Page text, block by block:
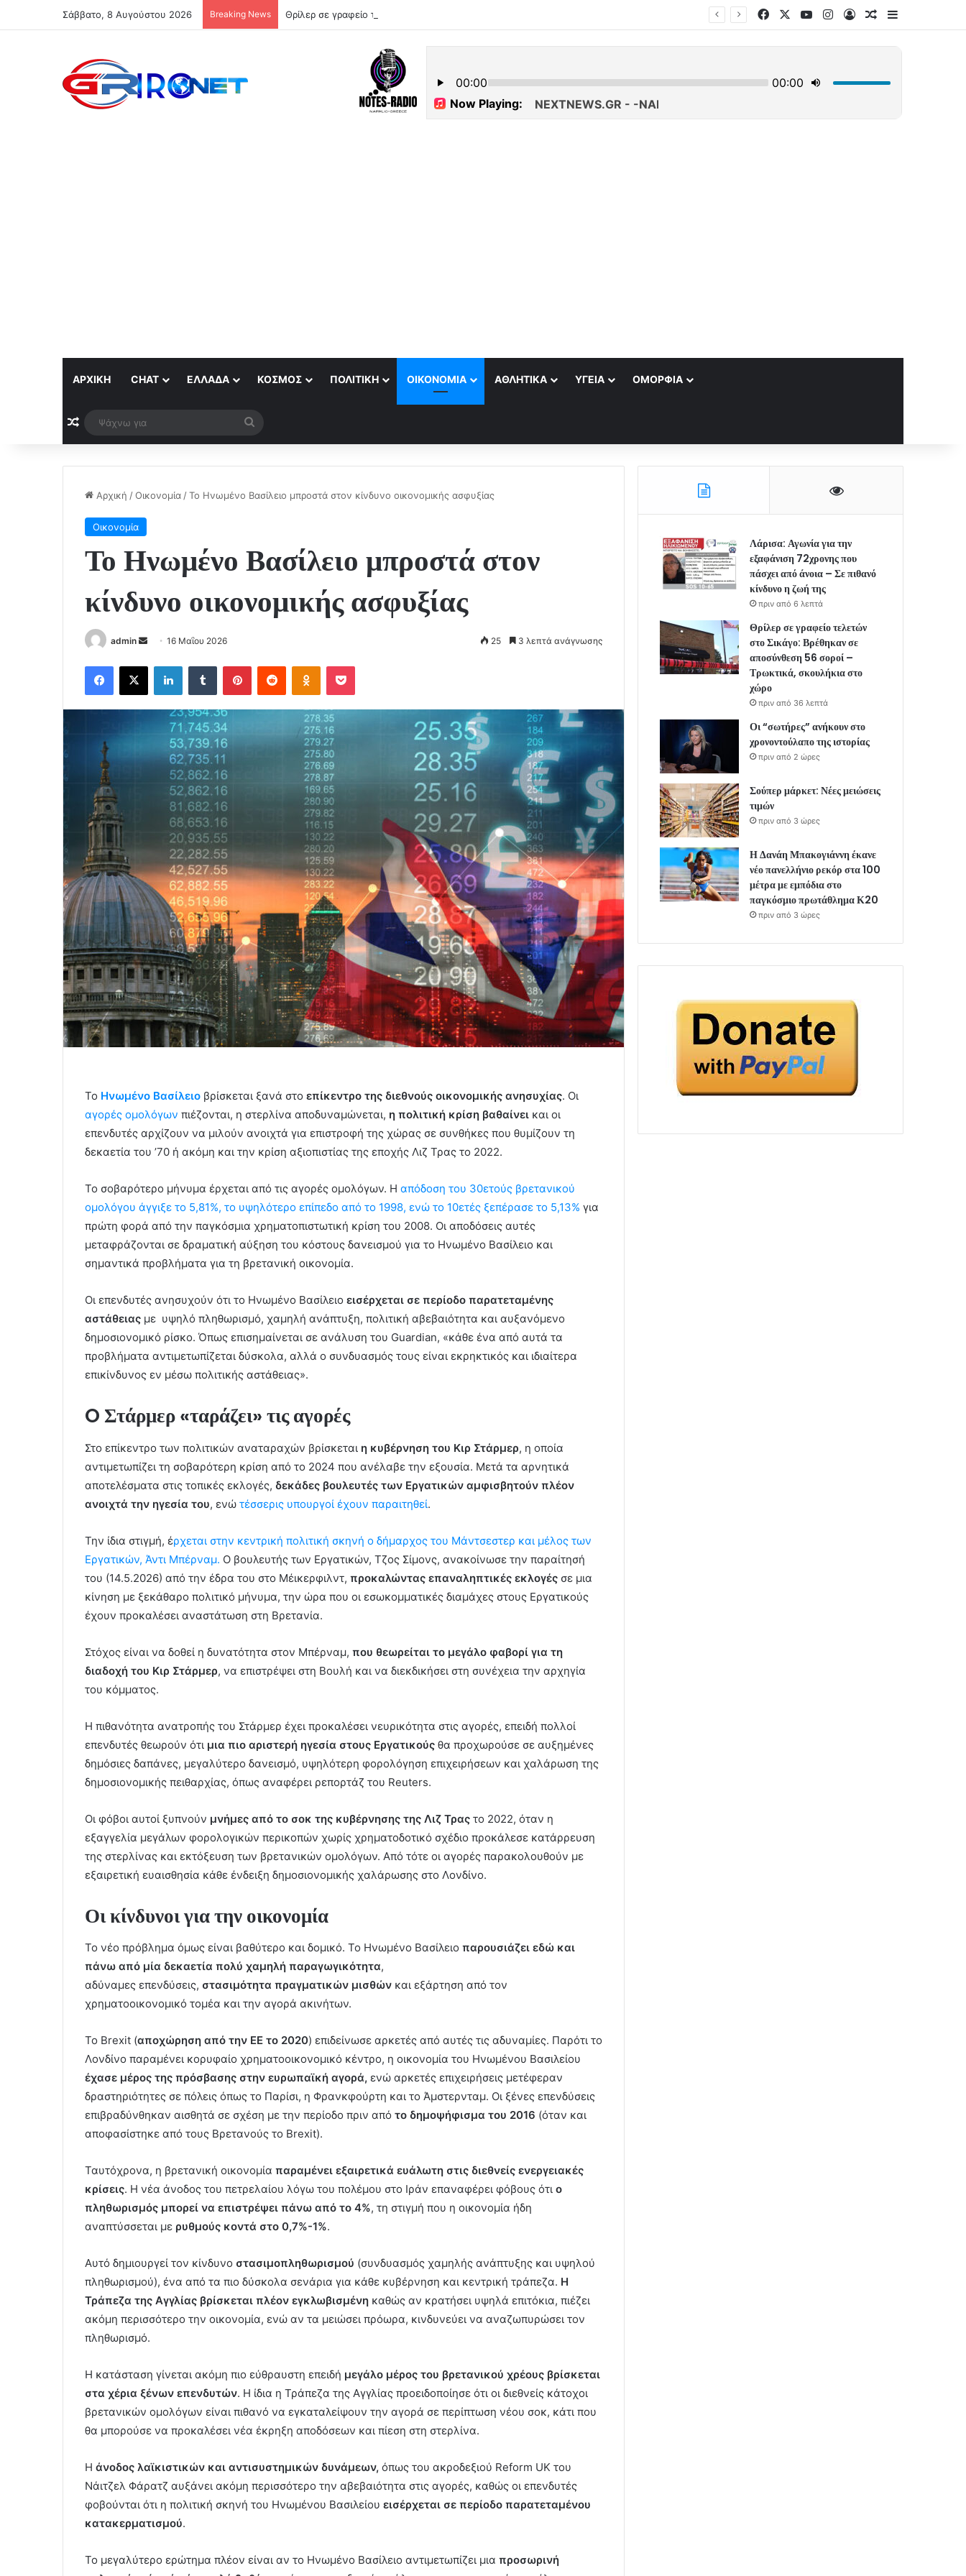
Σάββατο, 8 Αυγούστου 2026 Breaking News FacebookYouTubeInstagram
Log InΤυχαίο άρθρο
Sidebar
ΑΡΧΙΚΉ CHAT ΕΛΛΆΔΑ ΚΌΣΜΟΣ ΠΟΛΙΤΙΚΉ ΟΙΚΟΝΟΜΊΑ ΑΘΛΗΤΙΚΆ ΥΓΕΊΑ ΟΜΟΡΦΊΑ
Τυχαίο άρθρο
για
Αρχική /Οικονομία /Το Ηνωμένο Βασίλειο μπροστά στον κίνδυνο οικονομικής ασφυξίας
Οικονομία
Το Ηνωμένο Βασίλειο μπροστά στον
κίνδυνο οικονομικής ασφυξίας
admin
Send
email
16 Μαΐου 2026 25 3 λεπτά ανάγνωσης
Facebook
X LinkedInTumblr PinterestReddit Odnoklassniki
Pocket
Το Ηνωμένο Βασίλειο βρίσκεται ξανά στο επίκεντρο της διεθνούς οικονομικής ανησυχίας. Οι
αγορές ομολόγων πιέζονται, η στερλίνα αποδυναμώνεται, η πολιτική κρίση βαθαίνει και οι
επενδυτές αρχίζουν να μιλούν ανοιχτά για επιστροφή της χώρας σε συνθήκες που θυμίζουν τη
δεκαετία του ’70 ή ακόμη και την κρίση αξιοπιστίας της εποχής Λιζ Τρας το 2022.
Το σοβαρότερο μήνυμα έρχεται από τις αγορές ομολόγων. Η απόδοση του 30ετούς βρετανικού
ομολόγου άγγιξε το 5,81%, το υψηλότερο επίπεδο από το 1998, ενώ το 10ετές ξεπέρασε το 5,13% για
πρώτη φορά από την παγκόσμια χρηματοπιστωτική κρίση του 2008. Οι αποδόσεις αυτές
μεταφράζονται σε δραματική αύξηση του κόστους δανεισμού για το Ηνωμένο Βασίλειο και
σημαντικά προβλήματα για τη βρετανική οικονομία.
Οι επενδυτές ανησυχούν ότι το Ηνωμένο Βασίλειο εισέρχεται σε περίοδο παρατεταμένης
αστάθειας με υψηλό πληθωρισμό, χαμηλή ανάπτυξη, πολιτική αβεβαιότητα και αυξανόμενο
δημοσιονομικό ρίσκο. Όπως επισημαίνεται σε ανάλυση του Guardian, «κάθε ένα από αυτά τα
προβλήματα αντιμετωπίζεται δύσκολα, αλλά ο συνδυασμός τους είναι εκρηκτικός και ιδιαίτερα
επικίνδυνος εν μέσω πολιτικής αστάθειας».
O Στάρμερ «ταράζει» τις αγορές
Στο επίκεντρο των πολιτικών αναταραχών βρίσκεται η κυβέρνηση του Κιρ Στάρμερ, η οποία
αντιμετωπίζει τη σοβαρότερη κρίση από το 2024 που ανέλαβε την εξουσία. Μετά τα αρνητικά
αποτελέσματα στις τοπικές εκλογές, δεκάδες βουλευτές των Εργατικών αμφισβητούν πλέον
ανοιχτά την ηγεσία του, ενώ τέσσερις υπουργοί έχουν παραιτηθεί.
Την ίδια στιγμή, έρχεται στην κεντρική πολιτική σκηνή ο δήμαρχος του Μάντσεστερ και μέλος των
Εργατικών, Άντι Μπέρναμ. Ο βουλευτής των Εργατικών, Τζος Σίμονς, ανακοίνωσε την παραίτησή
του (14.5.2026) από την έδρα του στο Μέικερφιλντ, προκαλώντας επαναληπτικές εκλογές σε μια
κίνηση με ξεκάθαρο πολιτικό μήνυμα, την ώρα που οι εσωκομματικές διαμάχες στους Εργατικούς
έχουν προκαλέσει αναστάτωση στη Βρετανία.
Στόχος είναι να δοθεί η δυνατότητα στον Μπέρναμ, που θεωρείται το μεγάλο φαβορί για τη
διαδοχή του Κιρ Στάρμερ, να επιστρέψει στη Βουλή και να διεκδικήσει στη συνέχεια την αρχηγία
του κόμματος.
Η πιθανότητα ανατροπής του Στάρμερ έχει προκαλέσει νευρικότητα στις αγορές, επειδή πολλοί
επενδυτές θεωρούν ότι μια πιο αριστερή ηγεσία στους Εργατικούς θα προχωρούσε σε αυξημένες
δημόσιες δαπάνες, μεγαλύτερο δανεισμό, υψηλότερη φορολόγηση επιχειρήσεων και χαλάρωση της
δημοσιονομικής πειθαρχίας, όπως αναφέρει ρεπορτάζ του Reuters.
Οι φόβοι αυτοί ξυπνούν μνήμες από το σοκ της κυβέρνησης της Λιζ Τρας το 2022, όταν η
εξαγγελία μεγάλων φορολογικών περικοπών χωρίς χρηματοδοτικό σχέδιο προκάλεσε κατάρρευση
της στερλίνας και εκτόξευση των βρετανικών ομολόγων. Από τότε οι αγορές παρακολουθούν με
εξαιρετική ευαισθησία κάθε ένδειξη δημοσιονομικής χαλάρωσης στο Λονδίνο.
Οι κίνδυνοι για την οικονομία
Το νέο πρόβλημα όμως είναι βαθύτερο και δομικό. Το Ηνωμένο Βασίλειο παρουσιάζει εδώ και
πάνω από μία δεκαετία πολύ χαμηλή παραγωγικότητα,
αδύναμες επενδύσεις, στασιμότητα πραγματικών μισθών και εξάρτηση από τον
χρηματοοικονομικό τομέα και την αγορά ακινήτων.
Το Brexit (αποχώρηση από την ΕΕ το 2020) επιδείνωσε αρκετές από αυτές τις αδυναμίες. Παρότι το
Λονδίνο παραμένει κορυφαίο χρηματοοικονομικό κέντρο, η οικονομία του Ηνωμένου Βασιλείου
έχασε μέρος της πρόσβασης στην ευρωπαϊκή αγορά, ενώ αρκετές επιχειρήσεις μετέφεραν
δραστηριότητες σε πόλεις όπως το Παρίσι, η Φρανκφούρτη και το Άμστερνταμ. Οι ξένες επενδύσεις
επιβραδύνθηκαν αισθητά σε σχέση με την περίοδο πριν από το δημοψήφισμα του 2016 (όταν και
αποφασίστηκε από τους Βρετανούς το Brexit).
Ταυτόχρονα, η βρετανική οικονομία παραμένει εξαιρετικά ευάλωτη στις διεθνείς ενεργειακές
κρίσεις. Η νέα άνοδος του πετρελαίου λόγω του πολέμου στο Ιράν επαναφέρει φόβους ότι ο
πληθωρισμός μπορεί να επιστρέψει πάνω από το 4%, τη στιγμή που η οικονομία ήδη
αναπτύσσεται με ρυθμούς κοντά στο 0,7%-1%.
Αυτό δημιουργεί τον κίνδυνο στασιμοπληθωρισμού (συνδυασμός χαμηλής ανάπτυξης και υψηλού
πληθωρισμού), ένα από τα πιο δύσκολα σενάρια για κάθε κυβέρνηση και κεντρική τράπεζα. Η
Τράπεζα της Αγγλίας βρίσκεται πλέον εγκλωβισμένη καθώς αν κρατήσει υψηλά επιτόκια, πιέζει
ακόμη περισσότερο την οικονομία, ενώ αν τα μειώσει πρόωρα, κινδυνεύει να αναζωπυρώσει τον
πληθωρισμό.
Η κατάσταση γίνεται ακόμη πιο εύθραυστη επειδή μεγάλο μέρος του βρετανικού χρέους βρίσκεται
στα χέρια ξένων επενδυτών. Η ίδια η Τράπεζα της Αγγλίας προειδοποίησε ότι οι διεθνείς κάτοχοι
βρετανικών ομολόγων είναι πιθανό να εγκαταλείψουν την αγορά σε περίπτωση νέου σοκ, κάτι που
θα μπορούσε να προκαλέσει νέα έκρηξη αποδόσεων και πίεση στη στερλίνα.
Η άνοδος λαϊκιστικών και αντισυστημικών δυνάμεων, όπως του ακροδεξιού Reform UK του
Νάιτζελ Φάρατζ αυξάνει ακόμη περισσότερο την αβεβαιότητα στις αγορές, καθώς οι επενδυτές
φοβούνται ότι η πολιτική σκηνή του Ηνωμένου Βασιλείου εισέρχεται σε περίοδο παρατεταμένου
κατακερματισμού.
Το μεγαλύτερο ερώτημα πλέον είναι αν το Ηνωμένο Βασίλειο αντιμετωπίζει μια προσωρινή
Λάρισα: Αγωνία για την
εξαφάνιση 72χρονης που
πάσχει από άνοια – Σε πιθανό
κίνδυνο η ζωή της
πριν από 6 λεπτά
Θρίλερ σε γραφείο τελετών
στο Σικάγο: Βρέθηκαν σε
αποσύνθεση 56 σοροί –
Τρωκτικά, σκουλήκια στο
χώρο
πριν από 36 λεπτά
Οι “σωτήρες” ανήκουν στο
χρονοντούλαπο της ιστορίας
πριν από 2 ώρες
Σούπερ μάρκετ: Νέες μειώσεις
τιμών
πριν από 3 ώρες
Η Δανάη Μπακογιάννη έκανε
νέο πανελλήνιο ρεκόρ στα 100
μέτρα με εμπόδια στο
παγκόσμιο πρωτάθλημα Κ20
πριν από 3 ώρες